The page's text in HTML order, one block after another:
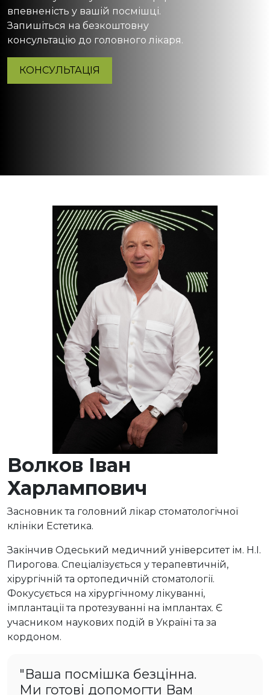
впевненість у вашій посмішці.
Запишіться на безкоштовну
консультацію до головного лікаря.
КОНСУЛЬТАЦІЯ
Волков Іван
Харлампович
Засновник та головний лікар стоматологічної
клініки Естетика.
Закінчив Одеський медичний університет ім. Н.І.
Пирогова. Спеціалізується у терапевтичній,
хірургічній та ортопедичній стоматології.
Фокусується на хірургічному лікуванні,
імплантації та протезуванні на імплантах. Є
учасником наукових подій в Україні та за
кордоном.
"Ваша посмішка безцінна.
Ми готові допомогти Вам